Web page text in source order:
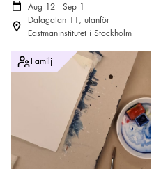
Kalender ikon
Aug 12 - Sep 1
Plats ikonDalagatan 11, utanför
Eastmaninstitutet i Stockholm
Drop-in workshop akvarellmåleri
Familj